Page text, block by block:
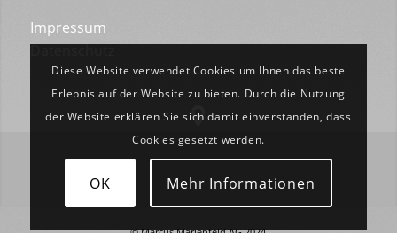
Impressum
Datenschutz
Diese Website verwendet Cookies um Ihnen das beste
Erlebnis auf der Website zu bieten. Durch die Nutzung
der Website erklären Sie sich damit einverstanden, dass
Cookies gesetzt werden.
OK Mehr Informationen